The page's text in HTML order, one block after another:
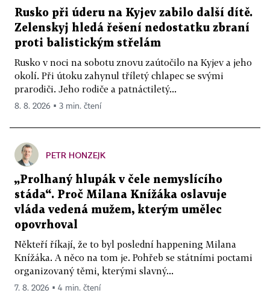
Rusko při úderu na Kyjev zabilo další dítě.
Zelenskyj hledá řešení nedostatku zbraní
proti balistickým střelám
Rusko v noci na sobotu znovu zaútočilo na Kyjev a jeho
okolí. Při útoku zahynul tříletý chlapec se svými
prarodiči. Jeho rodiče a patnáctiletý...
8. 8. 2026 ▪ 3 min. čtení
PETR HONZEJK
„Prolhaný hlupák v čele nemyslícího
stáda“. Proč Milana Knížáka oslavuje
vláda vedená mužem, kterým umělec
opovrhoval
Někteří říkají, že to byl poslední happening Milana
Knížáka. A něco na tom je. Pohřeb se státními poctami
organizovaný těmi, kterými slavný...
7. 8. 2026 ▪ 4 min. čtení